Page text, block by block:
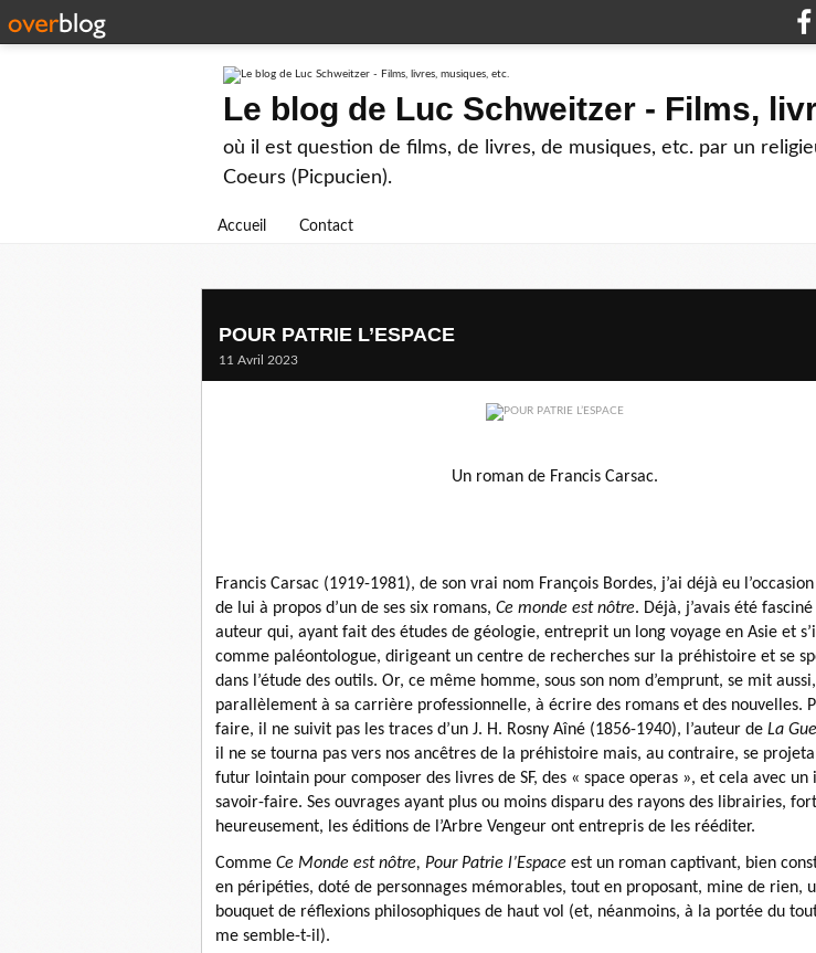
Le blog de Luc Schweitzer - Films,
où il est question de films, de livres, de musiques, etc. par un
Coeurs (Picpucien).
Accueil Contact
POUR PATRIE L’ESPACE
11 Avril 2023
Un roman de Francis Carsac.
Francis Carsac (1919-1981), de son vrai nom François Bordes, j’ai déjà eu
de lui à propos d’un de ses six romans, Ce monde est nôtre. Déjà, j’avais été
auteur qui, ayant fait des études de géologie, entreprit un long voyage en Asie et
comme paléontologue, dirigeant un centre de recherches sur la préhistoire et se
dans l’étude des outils. Or, ce même homme, sous son nom d’emprunt, se mit aussi,
parallèlement à sa carrière professionnelle, à écrire des romans et des nouvelles.
faire, il ne suivit pas les traces d’un J. H. Rosny Aîné (1856-1940), l’auteur de La
il ne se tourna pas vers nos ancêtres de la préhistoire mais, au contraire, se
futur lointain pour composer des livres de SF, des « space operas », et cela avec un
savoir-faire. Ses ouvrages ayant plus ou moins disparu des rayons des librairies, fort
heureusement, les éditions de l’Arbre Vengeur ont entrepris de les rééditer.
Comme Ce Monde est nôtre, Pour Patrie l’Espace est un roman captivant, bien
en péripéties, doté de personnages mémorables, tout en proposant, mine de rien,
bouquet de réflexions philosophiques de haut vol (et, néanmoins, à la portée du
me semble-t-il).